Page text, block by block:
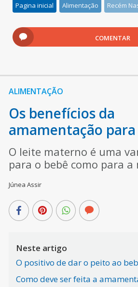
Pagina inicial Alimentação Recém
COMENTAR
ALIMENTAÇÃO
Os benefícios da
amamentação
O leite materno é uma
para o bebê como para a
Júnea Assir
Neste artigo
O positivo de dar o peito ao
Como deve ser feita a